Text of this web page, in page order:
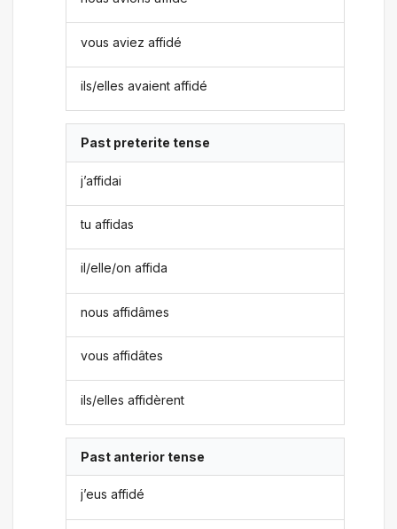
vous aviez affidé
ils/elles avaient affidé
Past preterite tense
j’affidai
tu affidas
il/elle/on affida
nous affidâmes
vous affidâtes
ils/elles affidèrent
Past anterior tense
j’eus affidé